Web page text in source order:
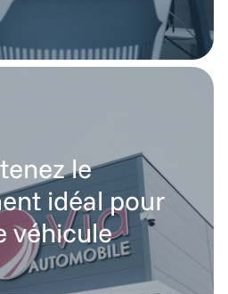
le
idéal pour
véhicule